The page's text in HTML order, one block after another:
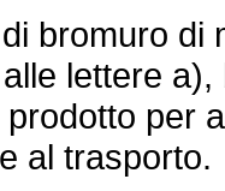
bromuro di
lettere
per
al trasporto.